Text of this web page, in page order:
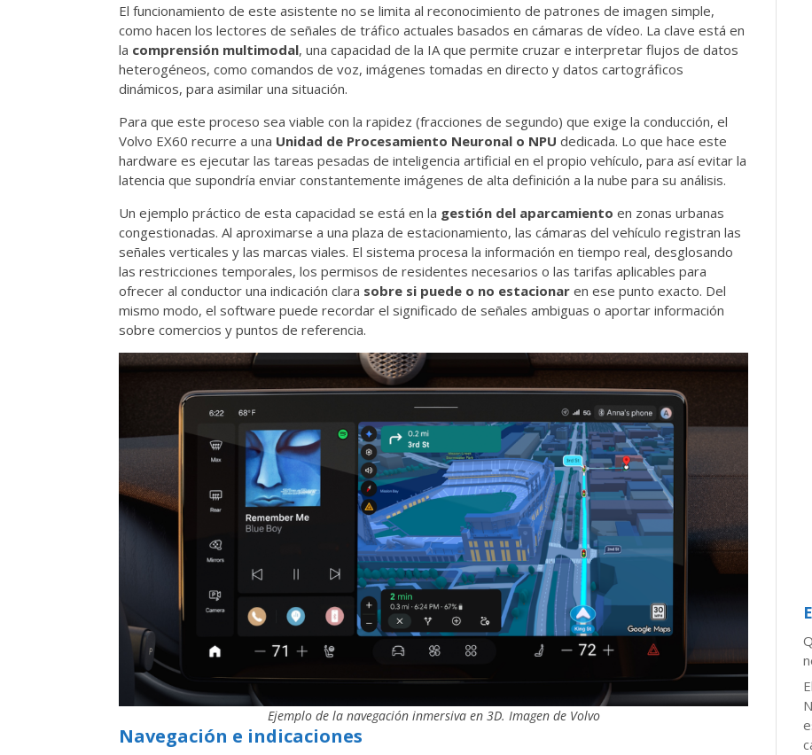
El funcionamiento de este asistente no se limita al reconocimiento de patrones de imagen simple,
como hacen los lectores de señales de tráfico actuales basados en cámaras de vídeo. La clave está en
la comprensión multimodal, una capacidad de la IA que permite cruzar e interpretar flujos de datos
heterogéneos, como comandos de voz, imágenes tomadas en directo y datos cartográficos
dinámicos, para asimilar una situación.
Para que este proceso sea viable con la rapidez (fracciones de segundo) que exige la conducción, el
Volvo EX60 recurre a una Unidad de Procesamiento Neuronal o NPU dedicada. Lo que hace este
hardware es ejecutar las tareas pesadas de inteligencia artificial en el propio vehículo, para así evitar la
latencia que supondría enviar constantemente imágenes de alta definición a la nube para su análisis.
Un ejemplo práctico de esta capacidad se está en la gestión del aparcamiento en zonas urbanas
congestionadas. Al aproximarse a una plaza de estacionamiento, las cámaras del vehículo registran las
señales verticales y las marcas viales. El sistema procesa la información en tiempo real, desglosando
las restricciones temporales, los permisos de residentes necesarios o las tarifas aplicables para
ofrecer al conductor una indicación clara sobre si puede o no estacionar en ese punto exacto. Del
mismo modo, el software puede recordar el significado de señales ambiguas o aportar información
sobre comercios y puntos de referencia.
Ejemplo de la navegación inmersiva en 3D. Imagen de Volvo
Navegación e indicaciones